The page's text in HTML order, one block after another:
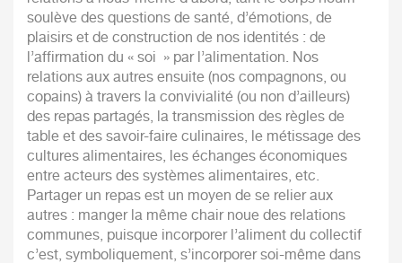
soulève des questions de santé, d’émotions, de
plaisirs et de construction de nos identités : de
l’affirmation du « soi » par l’alimentation. Nos
relations aux autres ensuite (nos compagnons, ou
copains) à travers la convivialité (ou non d’ailleurs)
des repas partagés, la transmission des règles de
table et des savoir-faire culinaires, le métissage des
cultures alimentaires, les échanges économiques
entre acteurs des systèmes alimentaires, etc.
Partager un repas est un moyen de se relier aux
autres : manger la même chair noue des relations
communes, puisque incorporer l’aliment du collectif
c’est, symboliquement, s’incorporer soi-même dans